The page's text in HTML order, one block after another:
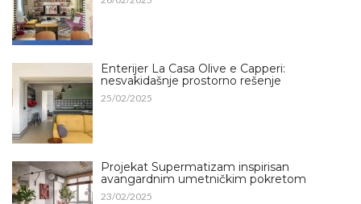
Enterijer La Casa Olive e Capperi:
nesvakidašnje prostorno rešenje
25/02/2025
Projekat Supermatizam inspirisan
avangardnim umetničkim pokretom
23/02/2025